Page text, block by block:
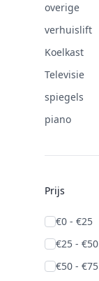
overige
verhuislift
Koelkast
Televisie
spiegels
piano
Prijs
€0 - €25
€25 - €50
€50 - €75